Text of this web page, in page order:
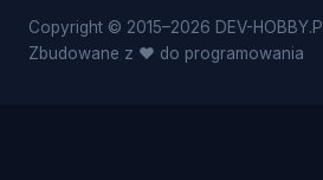
Copyright © 2015–2026 DEV-HOBBY.PL
Zbudowane z ❤️ do programowania